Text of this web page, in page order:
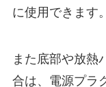
に使用できます。
また底部や放熱
合は、電源プラ